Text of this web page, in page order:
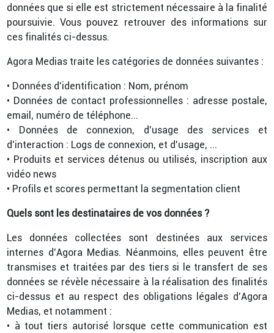
données que si elle est strictement nécessaire à la finalité
poursuivie. Vous pouvez retrouver des informations sur
ces finalités ci-dessus.
Agora Medias traite les catégories de données suivantes :
• Données d’identification : Nom, prénom
• Données de contact professionnelles : adresse postale,
email, numéro de téléphone...
• Données de connexion, d’usage des services et
d’interaction : Logs de connexion, et d’usage, ...
• Produits et services détenus ou utilisés, inscription aux
vidéo news
• Profils et scores permettant la segmentation client
Quels sont les destinataires de vos données ?
Les données collectées sont destinées aux services
internes d’Agora Medias. Néanmoins, elles peuvent être
transmises et traitées par des tiers si le transfert de ses
données se révèle nécessaire à la réalisation des finalités
ci-dessus et au respect des obligations légales d’Agora
Medias, et notamment :
• à tout tiers autorisé lorsque cette communication est